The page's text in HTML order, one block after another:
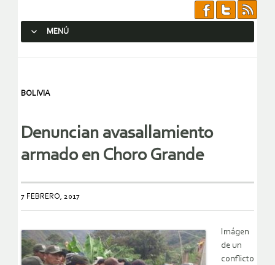
MENÚ
BOLIVIA
Denuncian avasallamiento
armado en Choro Grande
7 FEBRERO, 2017
Imágen
de un
conflicto